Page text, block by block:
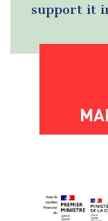
support it